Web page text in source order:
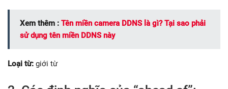
Xem thêm : Tên miền camera DDNS là gì? Tại sao phải
sử dụng tên miền DDNS này
Loại từ: giới từ